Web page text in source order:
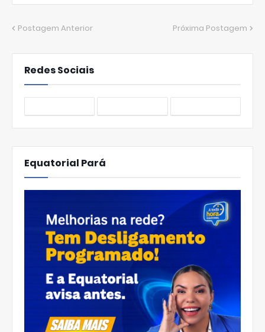
Postagem Anterior Próxima Postagem
Redes Sociais
Equatorial Pará